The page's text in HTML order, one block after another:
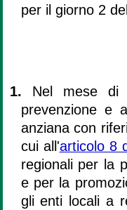
per il giorno 2
1. Nel mese di
prevenzione e
anziana con
cui all'articolo 8
regionali per la
e per la
gli enti locali a